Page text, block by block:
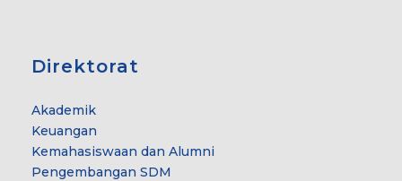
Direktorat
Akademik
Keuangan
Kemahasiswaan dan Alumni
Pengembangan SDM